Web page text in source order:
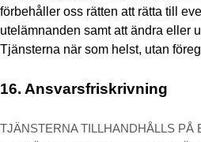
förbehåller oss rätten att rätta till
utelämnanden samt att ändra eller
Tjänsterna när som helst, utan
16. Ansvarsfriskrivning
TJÄNSTERNA TILLHANDHÅLLS PÅ